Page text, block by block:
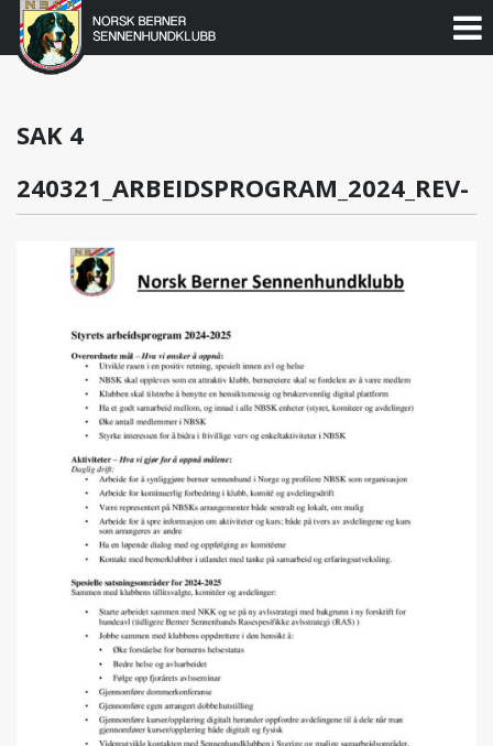
Gå
Norsk
Berner
Sennenhundklubb
SAK 4
240321_ARBEIDSPROGRAM_2024_REV-